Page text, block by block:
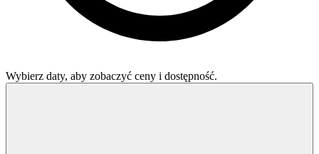
Wybierz daty, aby zobaczyć ceny i dostępność.